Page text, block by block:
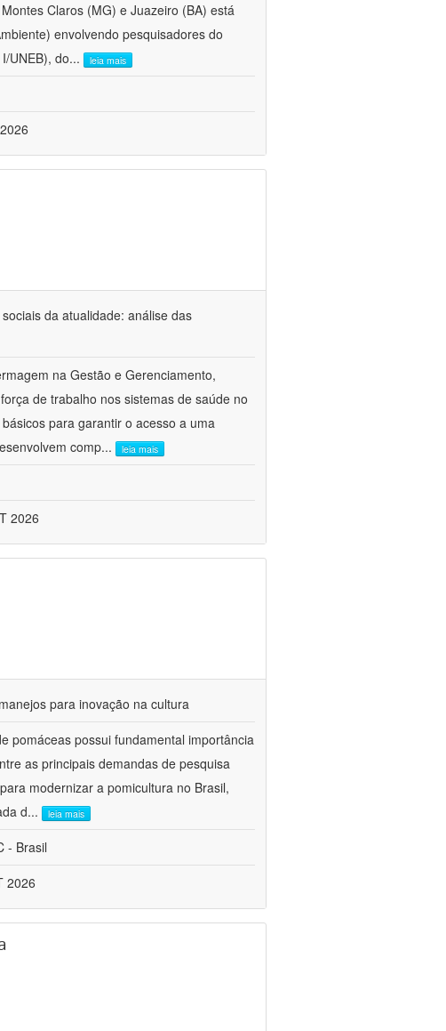
Claros (MG) e Juazeiro (BA) está
envolvendo pesquisadores do
UNEB), do... leia mais
da atualidade: análise das
na Gestão e Gerenciamento,
de trabalho nos sistemas de saúde no
para garantir o acesso a uma
comp... leia mais
2026
para inovação na cultura
pomáceas possui fundamental importância
as principais demandas de pesquisa
modernizar a pomicultura no Brasil,
d... leia mais
- Brasil
2026